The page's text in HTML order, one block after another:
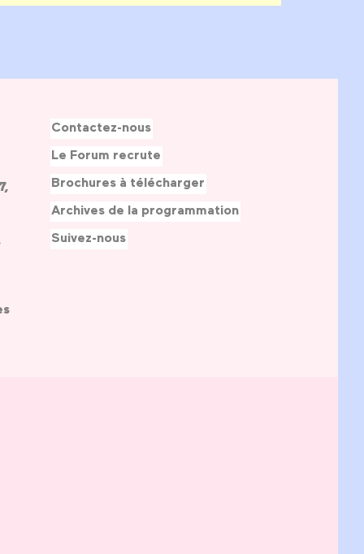
Contactez-nous
Le Forum recrute
Brochures à télécharger
Archives de la programmation
Suivez-nous